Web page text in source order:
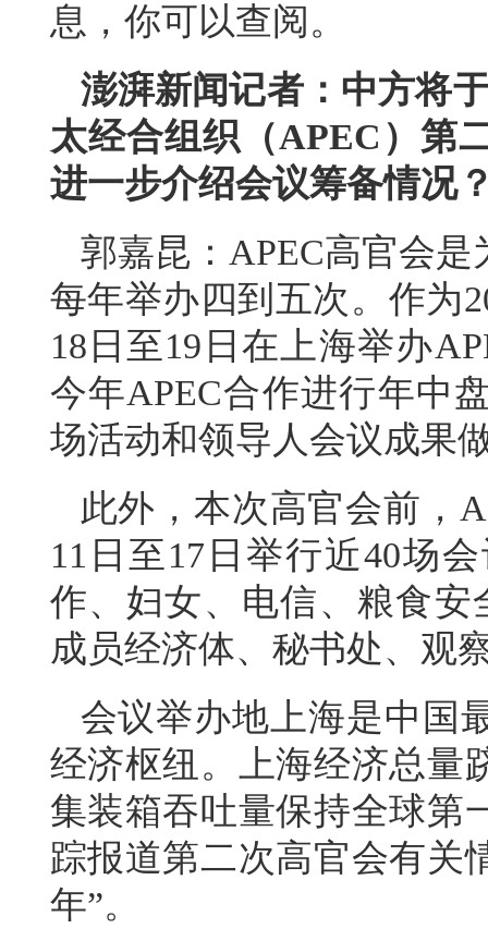
息，你可以查阅。
澎湃新闻记者：中方将
太经合组织（APEC）第
进一步介绍会议筹备情况
郭嘉昆：APEC高官会
每年举办四到五次。作为
18日至19日在上海举办
今年APEC合作进行年中
场活动和领导人会议成果
此外，本次高官会前，
11日至17日举行近40场
作、妇女、电信、粮食安
成员经济体、秘书处、观
会议举办地上海是中国
经济枢纽。上海经济总量
集装箱吞吐量保持全球第
踪报道第二次高官会有关
年”。